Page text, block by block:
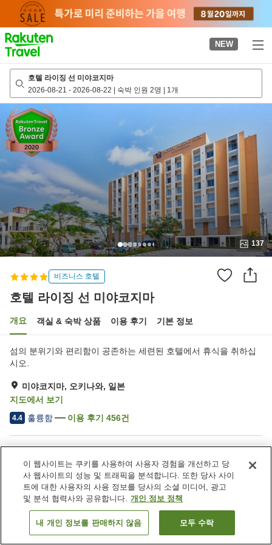
page
NEW
호텔 라이징 선 미야코지마
2026-08-21 - 2026-08-22 | 숙박 인원 2명 | 1개
137
비즈니스 호텔
호텔 라이징 선 미야코지마
개요 객실 & 숙박 상품 이용 후기 기본 정보
섬의 분위기와 편리함이 공존하는 세련된 호텔에서 휴식을 취하십
시오.
미야코지마, 오키나와, 일본
지도에서 보기
4.4 훌륭함 이용 후기 456건
주차장
스파 / 미용실
레스토랑
자동판매기
객실 보기
이 웹사이트는 쿠키를 사용하여 사용자 경험을 개선하고 당
사 웹사이트의 성능 및 트래픽을 분석합니다. 또한 당사 사이
트에 대한 사용자의 사용 정보를 당사의 소셜 미디어, 광고
및 분석 협력사와 공유합니다. 개인 정보 정책
내 개인 정보를 판매하지 않음 모두 수락